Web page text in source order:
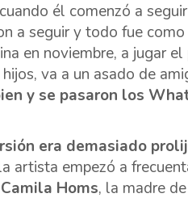
él comenzó a
a seguir y todo fue como
en noviembre, a jugar
va a un asado de
y se pasaron los
era demasiado
artista empezó a
Homs, la madre